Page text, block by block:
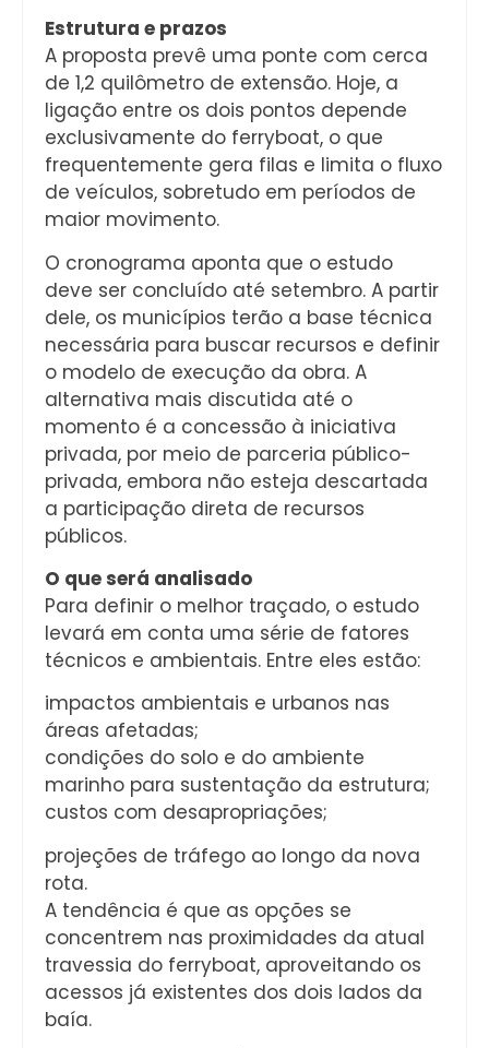
Estrutura e prazos
A proposta prevê uma ponte com cerca
de 1,2 quilômetro de extensão. Hoje, a
ligação entre os dois pontos depende
exclusivamente do ferryboat, o que
frequentemente gera filas e limita o fluxo
de veículos, sobretudo em períodos de
maior movimento.
O cronograma aponta que o estudo
deve ser concluído até setembro. A partir
dele, os municípios terão a base técnica
necessária para buscar recursos e definir
o modelo de execução da obra. A
alternativa mais discutida até o
momento é a concessão à iniciativa
privada, por meio de parceria público-
privada, embora não esteja descartada
a participação direta de recursos
públicos.
O que será analisado
Para definir o melhor traçado, o estudo
levará em conta uma série de fatores
técnicos e ambientais. Entre eles estão:
impactos ambientais e urbanos nas
áreas afetadas;
condições do solo e do ambiente
marinho para sustentação da estrutura;
custos com desapropriações;
projeções de tráfego ao longo da nova
rota.
A tendência é que as opções se
concentrem nas proximidades da atual
travessia do ferryboat, aproveitando os
acessos já existentes dos dois lados da
baía.